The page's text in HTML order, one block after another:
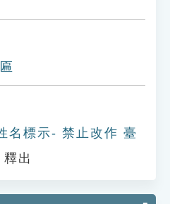
名標示- 禁止改作 臺
釋出